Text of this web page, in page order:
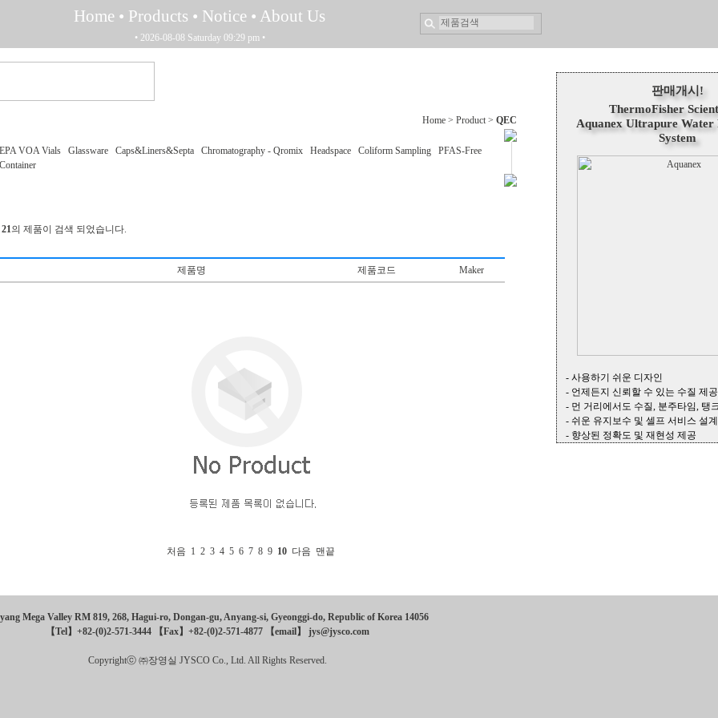
Home • Products • Notice • About Us
• 2026-08-08 Saturday 09:29 pm •
Home • Products • Notice • About Us
판매개시!
ThermoFisher
Aquanex Ultrapure
System
- 사용하기 쉬운 디자인
- 언제든지 신뢰할 수 있는 수질 제공
- 먼 거리에서도 수질, 분주타임, 탱
- 쉬운 유지보수 및 셀프 서비스 설계
- 향상된 정확도 및 재현성 제공
Home > Product > QEC
EPA VOA Vials Glassware Caps&Liners&Septa Chromatography - Qromix Headspace Coliform Sampling
PFAS-Free
Container
21의 제품이 검색 되었습니다.
제품명 제품코드 Maker
처음 1 2 3 4 5 6 7 8 9 10 다음 맨끝
Mega Valley RM 819, 268, Hagui-ro, Dongan-gu, Anyang-si, Gyeonggi-do, Republic of Korea 14056
【Tel】+82-(0)2-571-3444 【Fax】+82-(0)2-571-4877
【email】 jys@jysco.com
Copyrightⓒ ㈜장영실 JYSCO Co., Ltd. All Rights Reserved.